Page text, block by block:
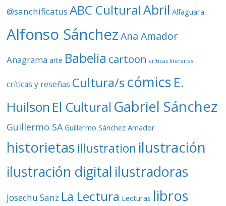
e
@sanchificatus ABC CulturalAbril Alfaguara
Alfonso Sánchez Ana Amador
Anagrama arte Babelia cartoon críticas literarias
críticas y reseñas Cultura/s cómics E.
Huilson El Cultural Gabriel Sánchez
Guillermo SA Guillermo Sánchez Amador
historietas illustration ilustración
ilustración digital ilustradoras
Josechu Sanz La Lectura Lecturas libros